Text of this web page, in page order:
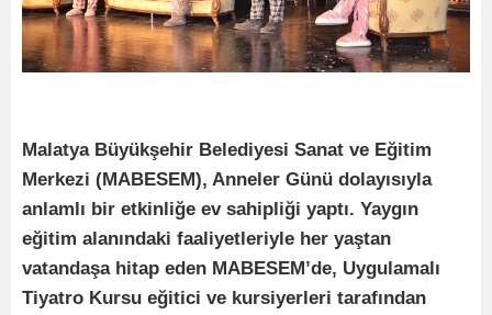
Malatya Büyükşehir Belediyesi Sanat ve Eğitim
Merkezi (MABESEM), Anneler Günü dolayısıyla
anlamlı bir etkinliğe ev sahipliği yaptı. Yaygın
eğitim alanındaki faaliyetleriyle her yaştan
vatandaşa hitap eden MABESEM’de, Uygulamalı
Tiyatro Kursu eğitici ve kursiyerleri tarafından